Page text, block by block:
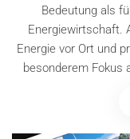
Bedeutung als
Energiewirtschaft.
Energie vor Ort und
besonderem Fokus